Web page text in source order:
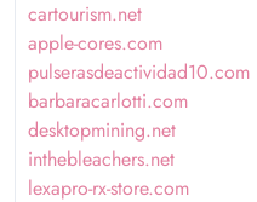
cartourism.net
apple-cores.com
pulserasdeactividad10.com
barbaracarlotti.com
desktopmining.net
inthebleachers.net
lexapro-rx-store.com